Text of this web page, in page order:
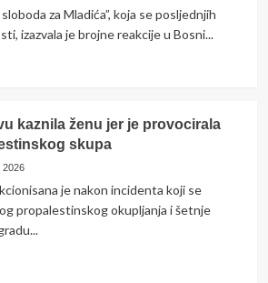
za Mladića”, koja se posljednjih
izazvala je brojne reakcije u Bosni...
kaznila ženu jer je provocirala
skupa
2026
je nakon incidenta koji se
propalestinskog okupljanja i šetnje